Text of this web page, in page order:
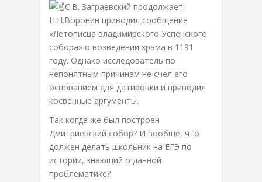
С.В. Заграевский продолжает:
Н.Н.Воронин приводил сообщение
«Летописца владимирского Успенского
собора» о возведении храма в 1191
году. Однако исследователь по
непонятным причинам не счел его
основанием для датировки и приводил
косвенные аргументы.
Так когда же был построен
Дмитриевский собор? И вообще, что
должен делать школьник на ЕГЭ по
истории, знающий о данной
проблематике?